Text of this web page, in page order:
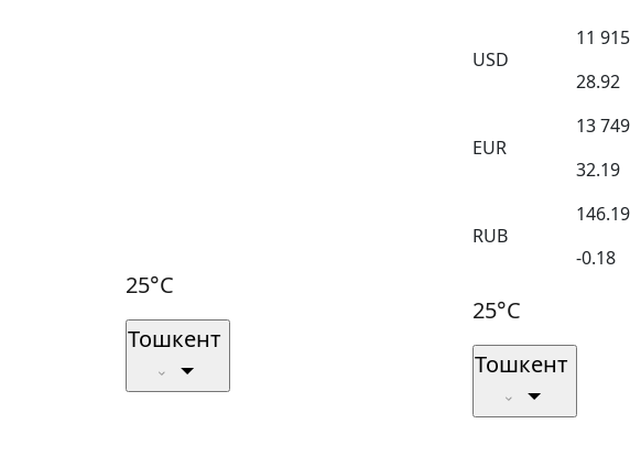
25°C
Тошкент
USD
11
28.92
EUR
13
32.19
RUB
146.19
-0.18
25°C
Тошкент